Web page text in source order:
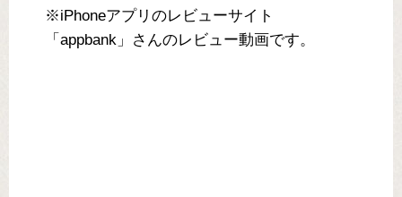
※iPhoneアプリのレビューサイト
「appbank」さんのレビュー動画です。